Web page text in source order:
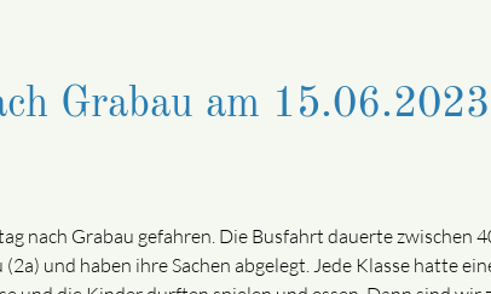
Grabau am 15.06.2023
nach Grabau gefahren. Die Busfahrt dauerte zwischen
und haben ihre Sachen abgelegt. Jede Klasse hatte